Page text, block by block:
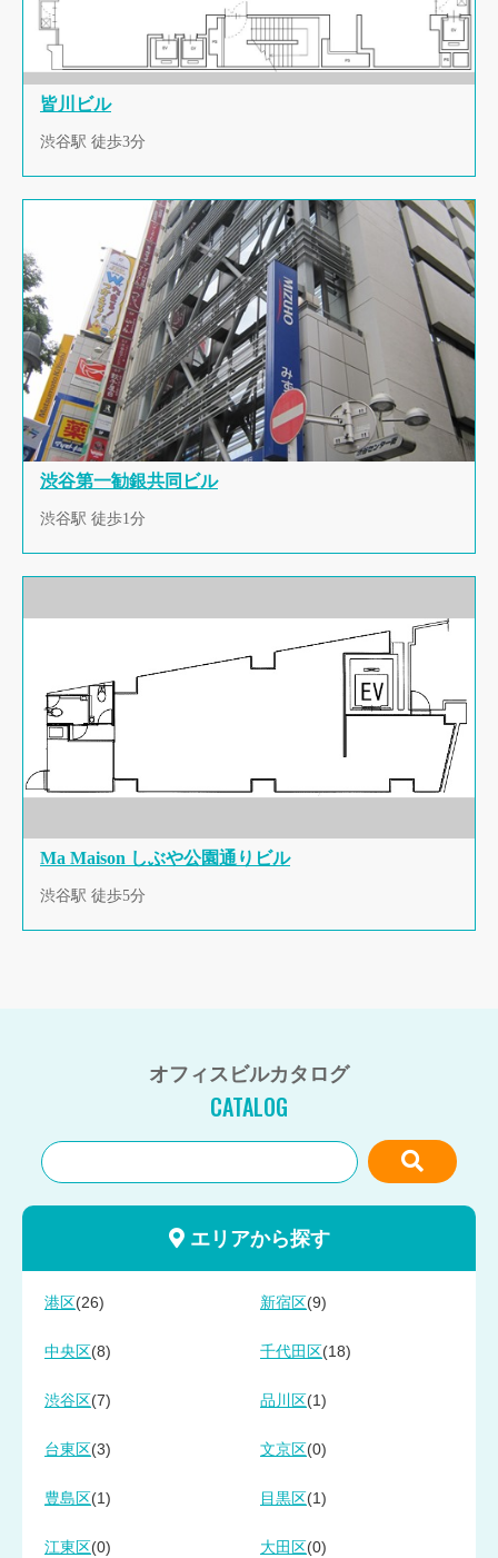
皆川ビル
渋谷駅 徒歩3分
渋谷第一勧銀共同ビル
渋谷駅 徒歩1分
Ma Maison しぶや公園通りビル
渋谷駅 徒歩5分
オフィスビルカタログ
CATALOG
エリアから探す
港区 (26) 新宿区 (9)
中央区 (8) 千代田区 (18)
渋谷区 (7) 品川区 (1)
台東区 (3) 文京区 (0)
豊島区 (1) 目黒区 (1)
江東区 (0) 大田区 (0)